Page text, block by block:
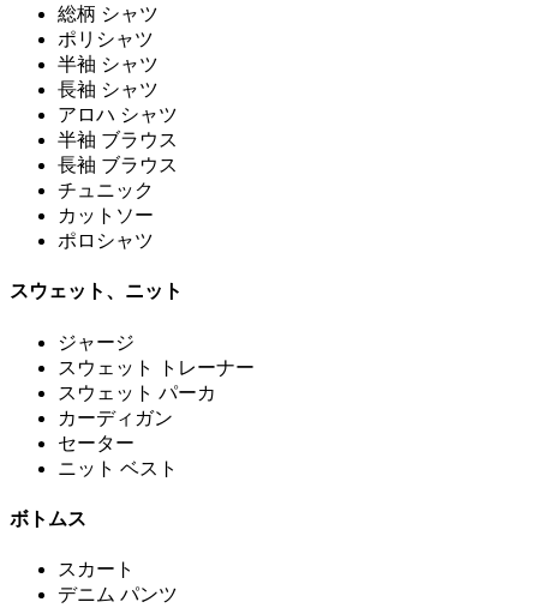
総柄 シャツ
ポリシャツ
半袖 シャツ
長袖 シャツ
アロハ シャツ
半袖 ブラウス
長袖 ブラウス
チュニック
カットソー
ポロシャツ
スウェット、ニット
ジャージ
スウェット トレーナー
スウェット パーカ
カーディガン
セーター
ニット ベスト
ボトムス
スカート
デニム パンツ